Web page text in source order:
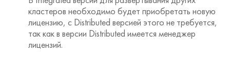
кластеров необходимо будет приобретать новую
лицензию, с Distributed версией этого не требуется,
так как в версии Distributed имеется менеджер
лицензий.